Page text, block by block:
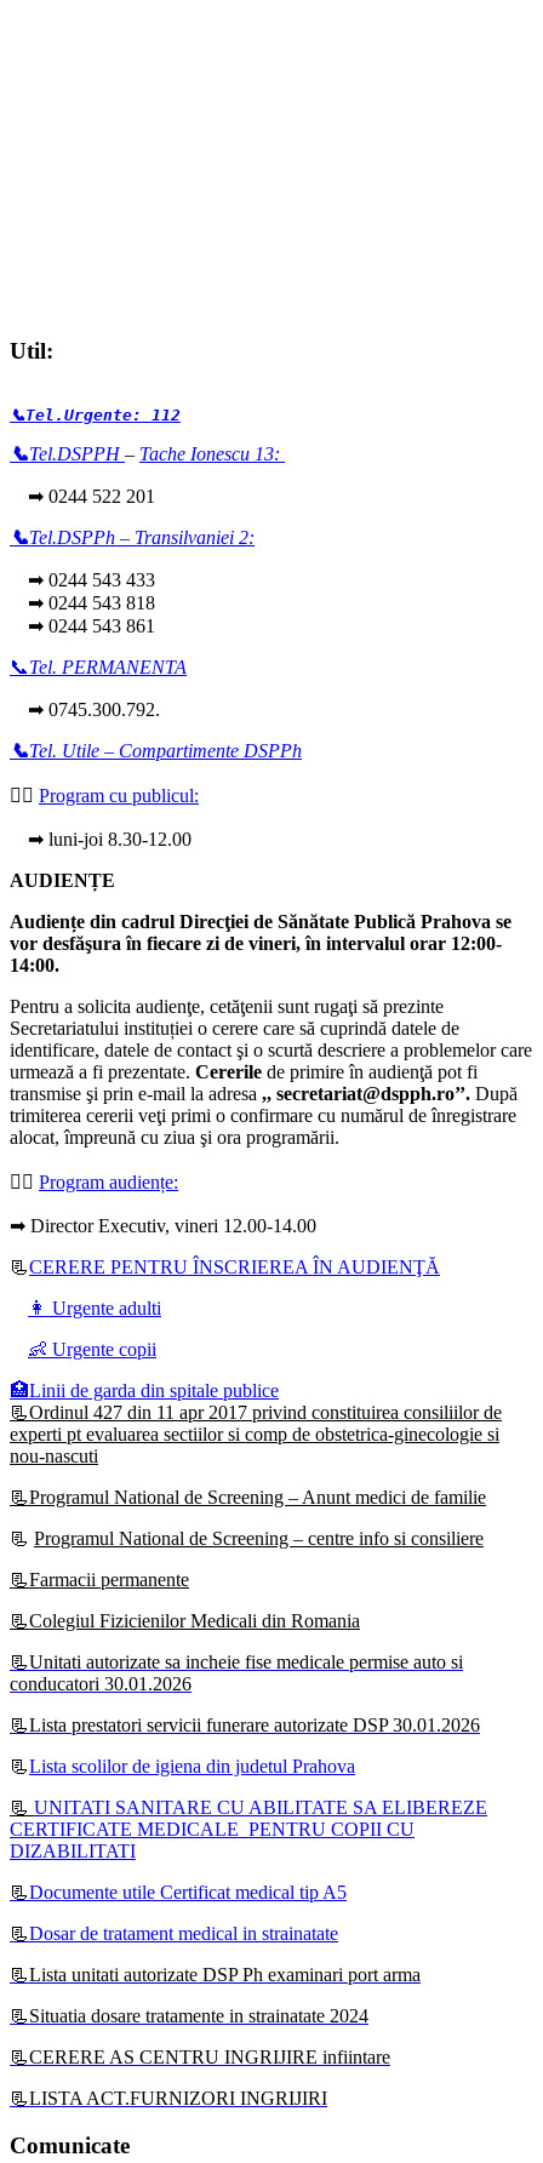
Util:
📞Tel.Urgente: 112
📞Tel.DSPPH– Tache Ionescu 13:
➡ 0244 522 201
📞Tel.DSPPh – Transilvaniei 2:
➡ 0244 543 433
➡ 0244 543 818
➡ 0244 543 861
📞Tel. PERMANENTA
➡ 0745.300.792.
📞Tel. Utile – Compartimente DSPPh
👩‍⚕️ Program cu publicul:
➡ luni-joi 8.30-12.00
AUDIENȚE
Audiențe din cadrul Direcţiei de Sănătate Publică Prahova se
vor desfăşura în fiecare zi de vineri, în intervalul orar 12:00-
14:00.
Pentru a solicita audienţe, cetăţenii sunt rugaţi să prezinte
Secretariatului instituției o cerere care să cuprindă datele de
identificare, datele de contact şi o scurtă descriere a problemelor care
urmează a fi prezentate. Cererile de primire în audienţă pot fi
transmise şi prin e-mail la adresa ,, secretariat@dspph.ro’’. După
trimiterea cererii veţi primi o confirmare cu numărul de înregistrare
alocat, împreună cu ziua şi ora programării.
👩‍⚕️ Program audiențe:
➡ Director Executiv, vineri 12.00-14.00
📃CERERE PENTRU ÎNSCRIEREA ÎN AUDIENŢĂ
👩 Urgente adulti
👶 Urgente copii
🏥Linii de garda din spitale publice
📃Ordinul 427 din 11 apr 2017 privind constituirea consiliilor de
experti pt evaluarea sectiilor si comp de obstetrica-ginecologie si
nou-nascuti
📃Programul National de Screening – Anunt medici de familie
📃 Programul National de Screening – centre info si consiliere
📃Farmacii permanente
📃Colegiul Fizicienilor Medicali din Romania
📃Unitati autorizate sa incheie fise medicale permise auto si
conducatori 30.01.2026
📃Lista prestatori servicii funerare autorizate DSP 30.01.2026
📃Lista scolilor de igiena din judetul Prahova
📃 UNITATI SANITARE CU ABILITATE SA ELIBEREZE
CERTIFICATE MEDICALE PENTRU COPII CU
DIZABILITATI
📃Documente utile Certificat medical tip A5
📃Dosar de tratament medical in strainatate
📃Lista unitati autorizate DSP Ph examinari port arma
📃Situatia dosare tratamente in strainatate 2024
📃CERERE AS CENTRU INGRIJIRE infiintare
📃LISTA ACT.FURNIZORI INGRIJIRI
Comunicate